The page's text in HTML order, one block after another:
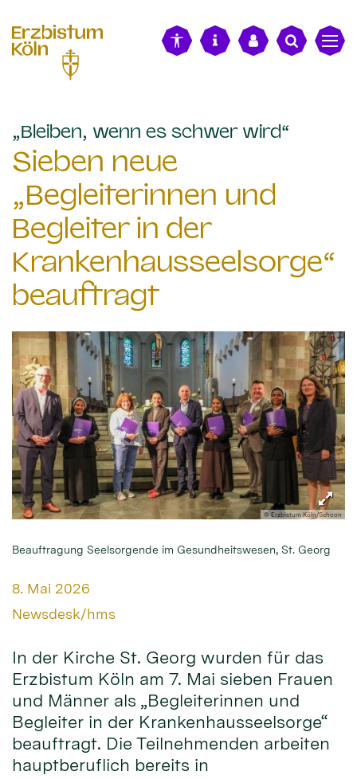
„Bleiben, wenn es schwer wird“
Sieben neue
„Begleiterinnen und
Begleiter in der
Krankenhausseelsorge“
beauftragt
© Erzbistum Köln/Schoon
Beauftragung Seelsorgende im Gesundheitswesen, St. Georg
Datum:
8. Mai 2026
Von:
Newsdesk/hms
In der Kirche St. Georg wurden für das
Erzbistum Köln am 7. Mai sieben Frauen
und Männer als „Begleiterinnen und
Begleiter in der Krankenhausseelsorge“
beauftragt. Die Teilnehmenden arbeiten
hauptberuflich bereits in